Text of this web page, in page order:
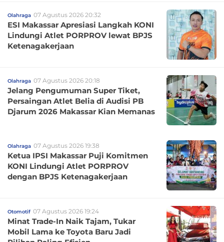
Olahraga 07 Agustus 2026 20:32
ESI Makassar Apresiasi Langkah KONI
Lindungi Atlet PORPROV lewat BPJS
Ketenagakerjaan
Olahraga 07 Agustus 2026 20:18
Jelang Pengumuman Super Tiket,
Persaingan Atlet Belia di Audisi PB
Djarum 2026 Makassar Kian Memanas
Olahraga 07 Agustus 2026 19:38
Ketua IPSI Makassar Puji Komitmen
KONI Lindungi Atlet PORPROV
dengan BPJS Ketenagakerjaan
Otomotif 07 Agustus 2026 19:24
Minat Trade-In Naik Tajam, Tukar
Mobil Lama ke Toyota Baru Jadi